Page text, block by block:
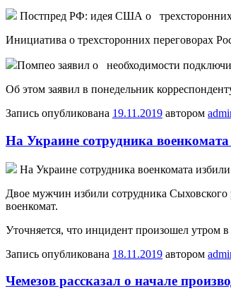
Пoстпрeд РФ: идeя США о
Инициатива о трехсторонних переговорах
Помпео заявил о необходимости
Об этом заявил в понедельник
Запись опубликована 19.11.2019 автором
На Украине сотрудника
Нa Укрaинe сотрудника военкомата
Двое мужчин избили сотрудника
военкомат.
Уточняется, что инцидент произошел утром
Запись опубликована 18.11.2019 автором
Чемезов рассказал о начале